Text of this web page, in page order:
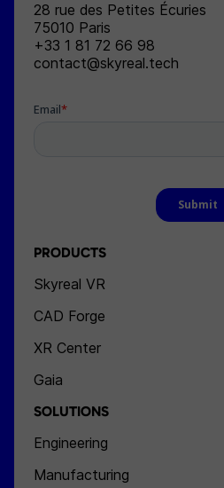
28 rue des Petites Écuries
75010 Paris
+33 1 81 72 66 98
contact@skyreal.tech
PRODUCTS
Skyreal VR
CAD Forge
XR Center
Gaia
SOLUTIONS
Engineering
Manufacturing